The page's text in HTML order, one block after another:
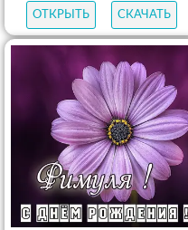
ОТКРЫТЬ СКАЧАТЬ